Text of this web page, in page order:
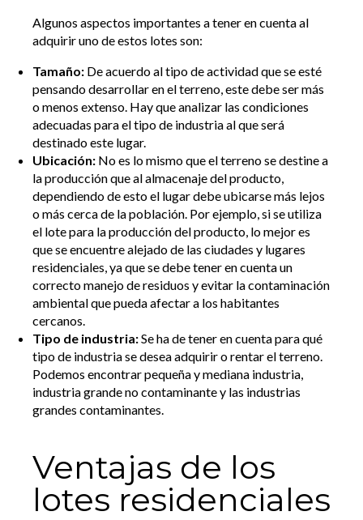
Algunos aspectos importantes a tener en cuenta al
adquirir uno de estos lotes son:
Tamaño: De acuerdo al tipo de actividad que se esté
pensando desarrollar en el terreno, este debe ser más
o menos extenso. Hay que analizar las condiciones
adecuadas para el tipo de industria al que será
destinado este lugar.
Ubicación: No es lo mismo que el terreno se destine a
la producción que al almacenaje del producto,
dependiendo de esto el lugar debe ubicarse más lejos
o más cerca de la población. Por ejemplo, si se utiliza
el lote para la producción del producto, lo mejor es
que se encuentre alejado de las ciudades y lugares
residenciales, ya que se debe tener en cuenta un
correcto manejo de residuos y evitar la contaminación
ambiental que pueda afectar a los habitantes
cercanos.
Tipo de industria:Se ha de tener en cuenta para qué
tipo de industria se desea adquirir o rentar el terreno.
Podemos encontrar pequeña y mediana industria,
industria grande no contaminante y las industrias
grandes contaminantes.
Ventajas de los
lotes residenciales